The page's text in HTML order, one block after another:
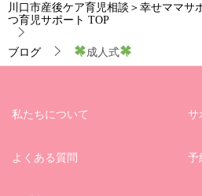
ビ
ゲ
ー
ョ
川口市産後ケア育児相談＞幸せママサ
つ育児サポート TOP
ブログ 成人式
私たちについて サ
よくある質問 予